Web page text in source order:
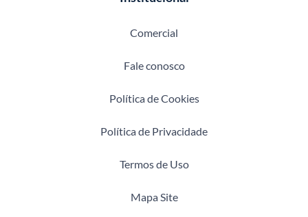
Comercial
Fale conosco
Política de Cookies
Política de Privacidade
Termos de Uso
Mapa Site